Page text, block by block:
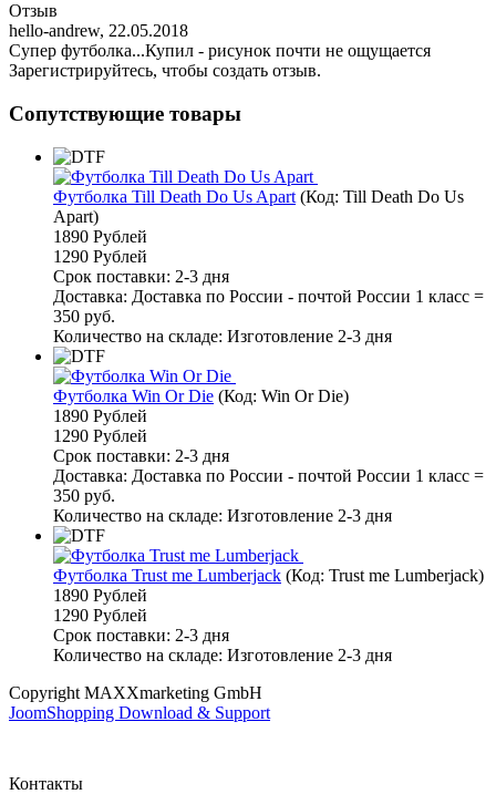
Отзыв
hello-andrew, 22.05.2018
Супер футболка...Купил - рисунок почти не ощущается
Зарегистрируйтесь, чтобы создать отзыв.
Сопутствующие товары
Футболка Till Death Do Us Apart (Код: Till Death Do Us
Apart)
1890 Рублей
1290 Рублей
Срок поставки: 2-3 дня
Доставка: Доставка по России - почтой России 1 класс =
350 руб.
Количество на складе: Изготовление 2-3 дня
Футболка Win Or Die (Код: Win Or Die)
1890 Рублей
1290 Рублей
Срок поставки: 2-3 дня
Доставка: Доставка по России - почтой России 1 класс =
350 руб.
Количество на складе: Изготовление 2-3 дня
Футболка Trust me Lumberjack (Код: Trust me Lumberjack)
1890 Рублей
1290 Рублей
Срок поставки: 2-3 дня
Количество на складе: Изготовление 2-3 дня
Copyright MAXXmarketing GmbH
JoomShopping Download & Support
Контакты